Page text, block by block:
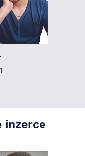
inzerce